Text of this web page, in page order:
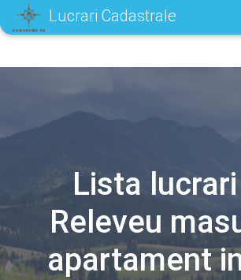
Lucrari Cadastrale
Lista
Releveu
apartament